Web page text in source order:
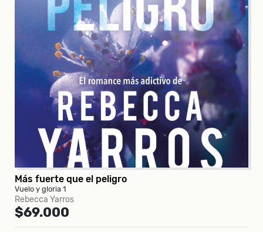
Más fuerte que el peligro
Vuelo y gloria 1
Rebecca Yarros
$69.000